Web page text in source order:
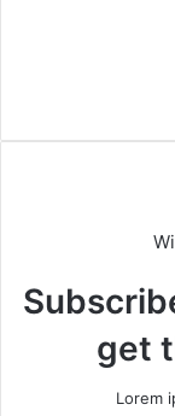
get
Lorem